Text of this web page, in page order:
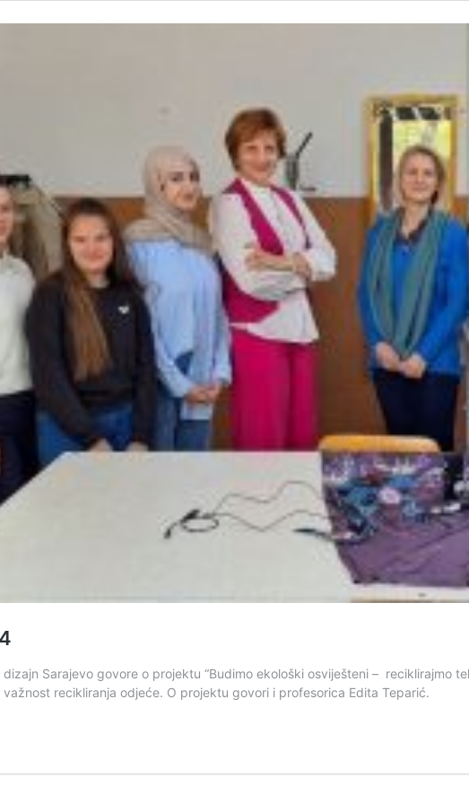
Sarajevo govore o projektu “Budimo ekološki osviješteni – reciklirajmo
recikliranja odjeće. O projektu govori i profesorica Edita Teparić.